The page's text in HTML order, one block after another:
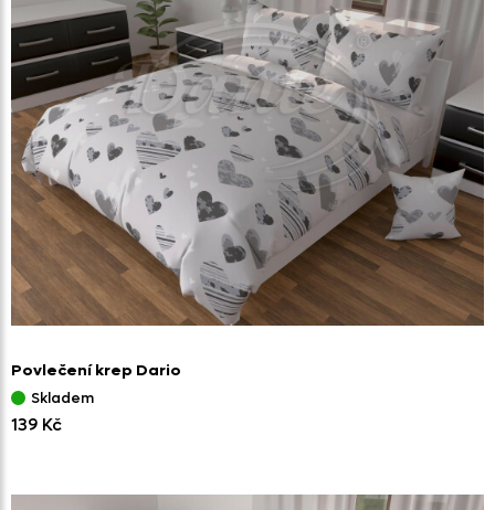
Povlečení krep Dario
Skladem
139 Kč